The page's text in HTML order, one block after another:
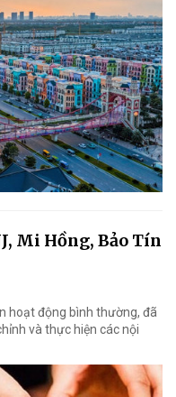
Mi Hồng, Bảo Tín
hoạt động bình thường, đã
và thực hiện các nội